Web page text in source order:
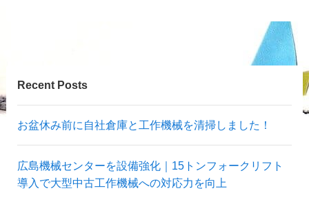
Recent Posts
お盆休み前に自社倉庫と工作機械を清掃しました！
広島機械センターを設備強化｜15トンフォークリフト
導入で大型中古工作機械への対応力を向上